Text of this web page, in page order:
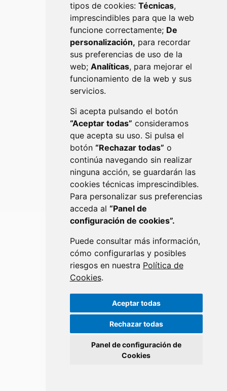
tipos de cookies: Técnicas,
imprescindibles para que la web
funcione correctamente; De
personalización, para recordar
sus preferencias de uso de la
web; Analíticas, para mejorar el
funcionamiento de la web y sus
servicios.
Si acepta pulsando el botón
“Aceptar todas” consideramos
que acepta su uso. Si pulsa el
botón “Rechazar todas” o
continúa navegando sin realizar
ninguna acción, se guardarán las
cookies técnicas imprescindibles.
Para personalizar sus preferencias
acceda al “Panel de
configuración de cookies”.
Puede consultar más información,
cómo configurarlas y posibles
riesgos en nuestra Política de
Cookies.
Aceptar todas
Rechazar todas
Panel de configuración de
Cookies
EDUCACIÓN
TURISMO
URBANISMO Y OBRAS